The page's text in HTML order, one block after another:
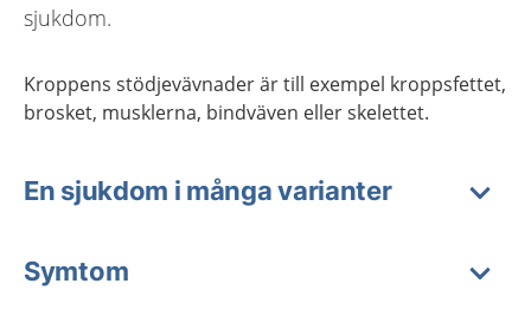
sjukdom.
Kroppens stödjevävnader är till exempel kroppsfettet,
brosket, musklerna, bindväven eller skelettet.
En sjukdom i många varianter
Symtom